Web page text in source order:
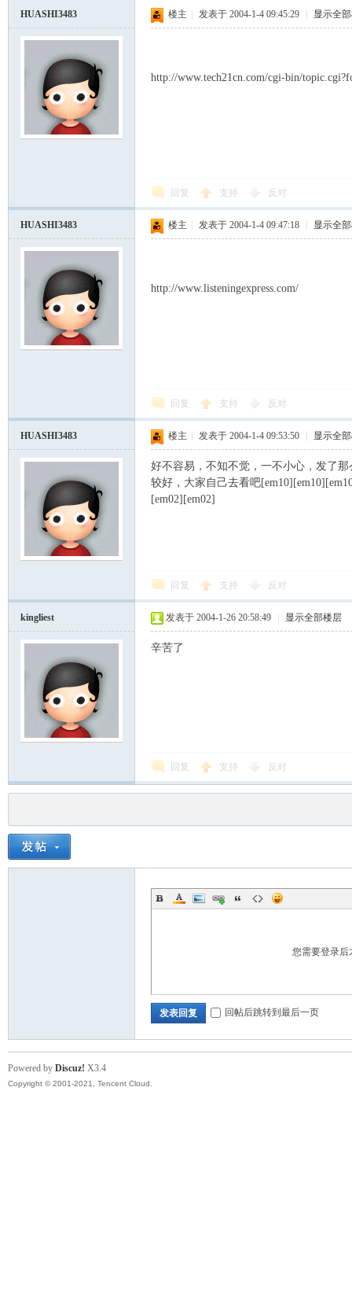
HUASHI3483 楼主 发表于 2004-1-4 09:45:29 显示全
http://www.tech21cn.com/cgi-bin/
回复 支持 反对
HUASHI3483 楼主 发表于 2004-1-4 09:47:18 显示全
http://www.listeningexpress.com/
回复 支持 反对
HUASHI3483 楼主 发表于 2004-1-4 09:53:50 显示全
好不容易，不知不觉，一不小心，发了
较好，大家自己去看吧
[em02][em02]
回复 支持 反对
kingliest 发表于 2004-1-26 20:58:49 显示全部楼层
辛苦了
回复 支持 反对
您需要登录
发表回复 回帖后跳转到最后一页
Powered by Discuz! X3.4
Copyright © 2001-2021, Tencent Cloud.